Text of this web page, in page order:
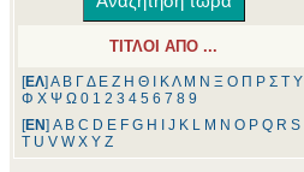
ΤΙΤΛΟΙ ΑΠΟ ...
[ΕΛ] Α Β ΓΔ Ε Ζ Η Θ ΚΛ Μ Ν Ξ Ο Π Ρ Σ Τ Υ
Φ Χ Ψ Ω 0 1 2 3 4 5 6 7 8 9
[ΕΝ] A B C D E F G H J K L M N O P Q R S
T U V W X Y Z